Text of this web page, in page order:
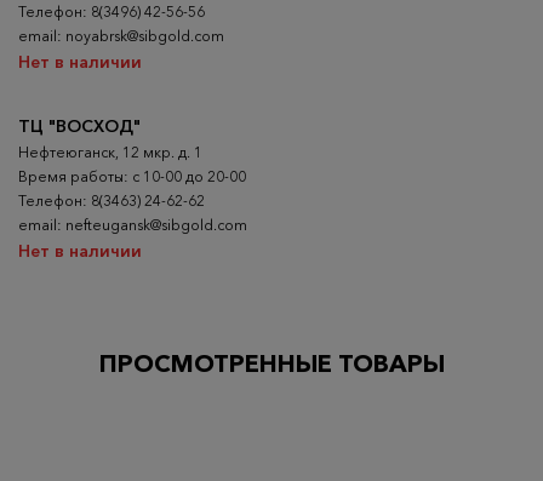
Телефон: 8(3496) 42-56-56
email: noyabrsk@sibgold.com
Нет в наличии
ТЦ "ВОСХОД"
Нефтеюганск, 12 мкр. д. 1
Время работы: с 10-00 до 20-00
Телефон: 8(3463) 24-62-62
email: nefteugansk@sibgold.com
Нет в наличии
ПРОСМОТРЕННЫЕ ТОВАРЫ